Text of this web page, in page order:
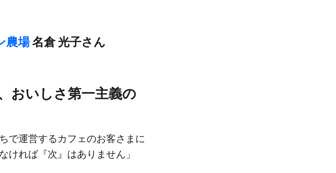
農場名倉 光子さん
おいしさ第一主義の​
で​運営する​カフェの​お客さまに​
ければ​『次』は​ありません」